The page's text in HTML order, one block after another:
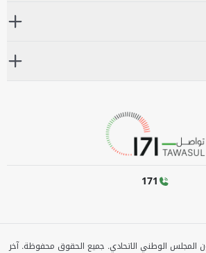
171
المجلس الوطني الاتحادي. جميع الحقوق محفوظة.آخر